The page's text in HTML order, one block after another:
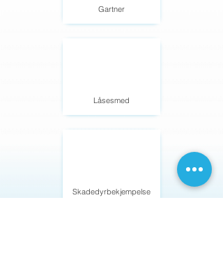
Gartner
Låsesmed
Skadedyrbekjempelse